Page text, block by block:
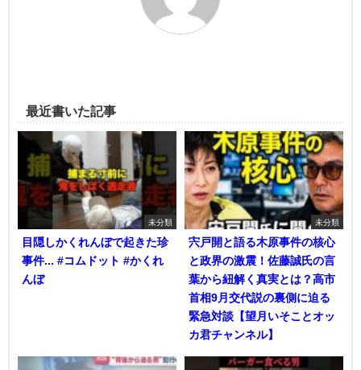
最近書いた記事
未分類
目隠しかくれんぼで起きた珍
事件... #コムドット #かくれ
んぼ
未分類
宍戸開と語る木原事件の核心
と政界の激震！佐藤誠氏の言
葉から紐解く真実とは？高市
首相9月交代説の裏側に迫る
緊急対談【望月いそことオッ
カ君チャンネル】